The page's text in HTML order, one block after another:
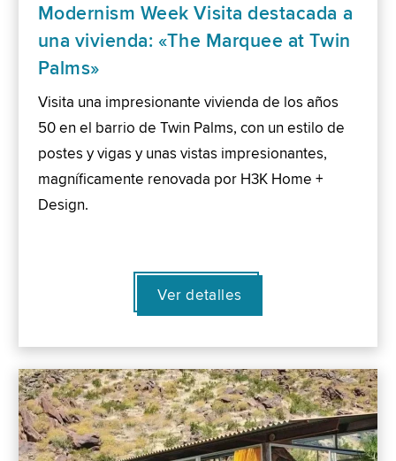
Modernism Week Visita destacada a
una vivienda: «The Marquee at Twin
Palms»
Visita una impresionante vivienda de los años
50 en el barrio de Twin Palms, con un estilo de
postes y vigas y unas vistas impresionantes,
magníficamente renovada por H3K Home +
Design.
Ver detalles